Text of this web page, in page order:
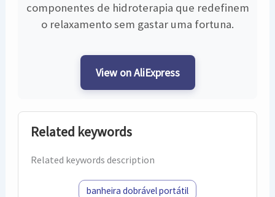
componentes de hidroterapia que redefinem
o relaxamento sem gastar uma fortuna.
View on AliExpress
Related keywords
Related keywords description
banheira dobrável portátil